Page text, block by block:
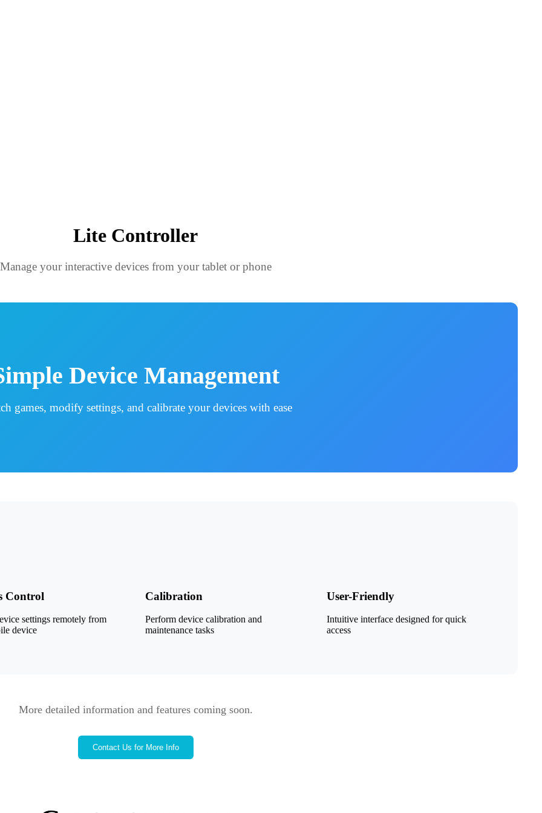
Lite Controller
Manage your interactive devices from your tablet or phone
Device Management
games, modify settings, and calibrate your devices with ease
Control
settings remotely from
device
Calibration
Perform device calibration and
maintenance tasks
User-Friendly
Intuitive interface designed for quick
access
More detailed information and features coming soon.
Contact Us for More Info